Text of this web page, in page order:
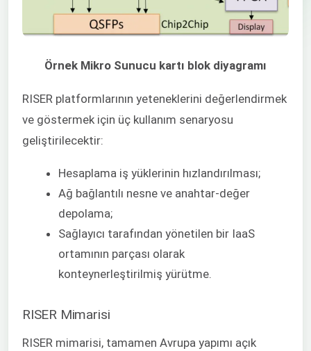
Örnek Mikro Sunucu kartı blok diyagramı
RISER platformlarının yeteneklerini değerlendirmek
ve göstermek için üç kullanım senaryosu
geliştirilecektir:
Hesaplama iş yüklerinin hızlandırılması;
Ağ bağlantılı nesne ve anahtar-değer
depolama;
Sağlayıcı tarafından yönetilen bir IaaS
ortamının parçası olarak
konteynerleştirilmiş yürütme.
RISER Mimarisi
RISER mimarisi, tamamen Avrupa yapımı açık